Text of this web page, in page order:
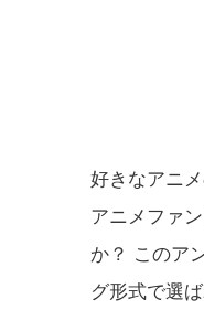
好きなアニ
アニメファ
か？ このア
グ形式で選